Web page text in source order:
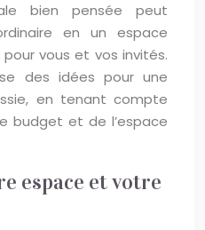
bien pensée peut
en un espace
vous et vos invités.
des idées pour une
en tenant compte
budget et de l’espace
espace et votre